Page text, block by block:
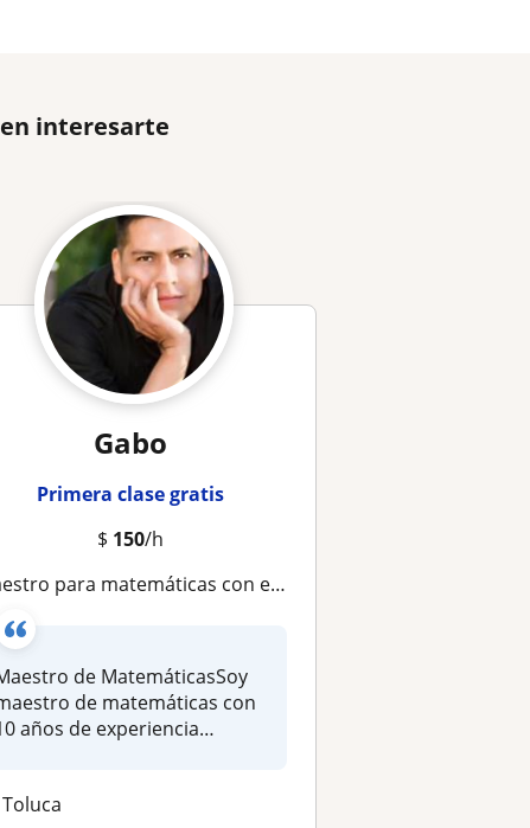
interesarte
Gabo
Primera clase gratis
$ 150/h
para matemáticas con experiencia
de MatemáticasSoy
de matemáticas con
años de experiencia
Toluca